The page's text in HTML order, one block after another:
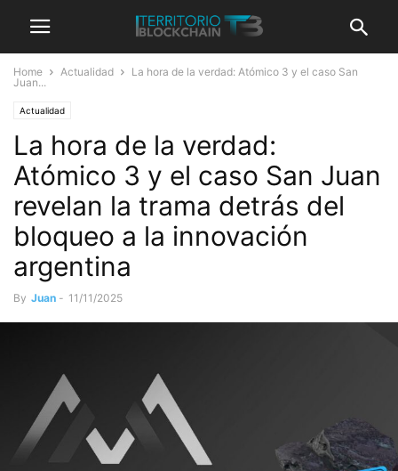
Home Actualidad
La hora de la verdad: Atómico 3 y el caso San
Juan...
Actualidad
La hora de la verdad:
Atómico 3 y el caso San Juan
revelan la trama detrás del
bloqueo a la innovación
argentina
By Juan - 11/11/2025